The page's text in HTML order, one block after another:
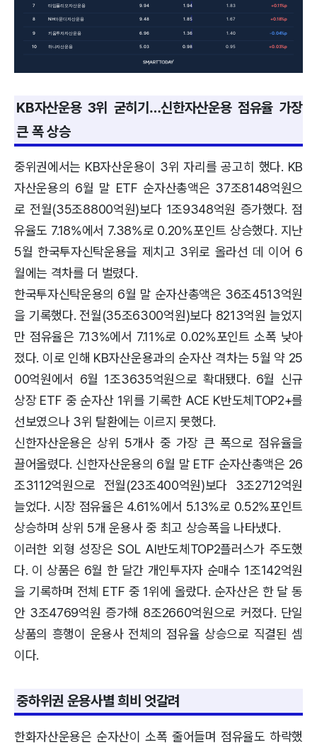
7 타임폴리오자산운용 9.94 1.94 1.83 +0.11%p
8 NH아문디자산운용 9.48 1.85 1.67 +0.18%p
9 키움투자자산운용 6.96 1.36 1.40 -0.04%p
10 하나자산운용 5.03 0.98 0.95 +0.03%p
KB자산운용 3위 굳히기…신한자산운용 점유율 가장
큰 폭 상승
중위권에서는 KB자산운용이 3위 자리를 공고히 했다. KB
자산운용의 6월 말 ETF 순자산총액은 37조8148억원으
로 전월(35조8800억원)보다 1조9348억원 증가했다. 점
유율도 7.18%에서 7.38%로 0.20%포인트 상승했다. 지난
5월 한국투자신탁운용을 제치고 3위로 올라선 데 이어 6
월에는 격차를 더 벌렸다.
한국투자신탁운용의 6월 말 순자산총액은 36조4513억원
을 기록했다. 전월(35조6300억원)보다 8213억원 늘었지
만 점유율은 7.13%에서 7.11%로 0.02%포인트 소폭 낮아
졌다. 이로 인해 KB자산운용과의 순자산 격차는 5월 약 25
00억원에서 6월 1조3635억원으로 확대됐다. 6월 신규
상장 ETF 중 순자산 1위를 기록한 ACE K반도체TOP2+를
선보였으나 3위 탈환에는 이르지 못했다.
신한자산운용은 상위 5개사 중 가장 큰 폭으로 점유율을
끌어올렸다. 신한자산운용의 6월 말 ETF 순자산총액은 26
조3112억원으로 전월(23조400억원)보다 3조2712억원
늘었다. 시장 점유율은 4.61%에서 5.13%로 0.52%포인트
상승하며 상위 5개 운용사 중 최고 상승폭을 나타냈다.
이러한 외형 성장은 SOL AI반도체TOP2플러스가 주도했
다. 이 상품은 6월 한 달간 개인투자자 순매수 1조142억원
을 기록하며 전체 ETF 중 1위에 올랐다. 순자산은 한 달 동
안 3조4769억원 증가해 8조2660억원으로 커졌다. 단일
상품의 흥행이 운용사 전체의 점유율 상승으로 직결된 셈
이다.
중하위권 운용사별 희비 엇갈려
한화자산운용은 순자산이 소폭 줄어들며 점유율도 하락했